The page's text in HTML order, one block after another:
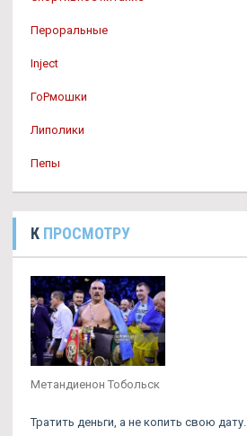
Пероральные
Inject
ГоРмошки
Липолики
Пепы
К ПРОСМОТРУ
Метандиенон Тобольск
Тратить деньги, а не копить свою дату.